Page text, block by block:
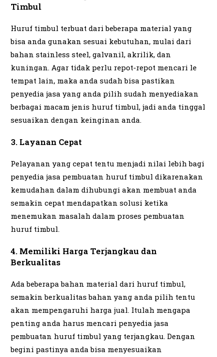
Timbul
Huruf timbul terbuat dari beberapa material yang
bisa anda gunakan sesuai kebutuhan, mulai dari
bahan stainless steel, galvanil, akrilik, dan
kuningan. Agar tidak perlu repot-repot mencari le
tempat lain, maka anda sudah bisa pastikan
penyedia jasa yang anda pilih sudah menyediakan
berbagai macam jenis huruf timbul, jadi anda tinggal
sesuaikan dengan keinginan anda.
3. Layanan Cepat
Pelayanan yang cepat tentu menjadi nilai lebih bagi
penyedia jasa pembuatan huruf timbul dikarenakan
kemudahan dalam dihubungi akan membuat anda
semakin cepat mendapatkan solusi ketika
menemukan masalah dalam proses pembuatan
huruf timbul.
4. Memiliki Harga Terjangkau dan
Berkualitas
Ada beberapa bahan material dari huruf timbul,
semakin berkualitas bahan yang anda pilih tentu
akan mempengaruhi harga jual. Itulah mengapa
penting anda harus mencari penyedia jasa
pembuatan huruf timbul yang terjangkau. Dengan
begini pastinya anda bisa menyesuaikan